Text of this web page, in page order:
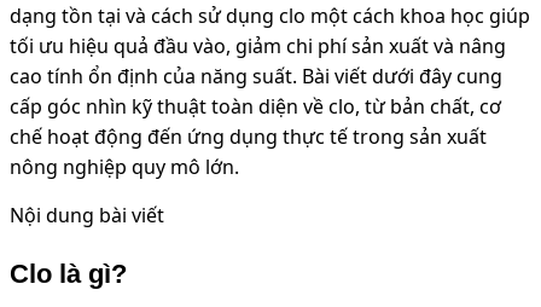
dạng tồn tại và cách sử dụng clo một cách khoa học giúp
tối ưu hiệu quả đầu vào, giảm chi phí sản xuất và nâng
cao tính ổn định của năng suất. Bài viết dưới đây cung
cấp góc nhìn kỹ thuật toàn diện về clo, từ bản chất, cơ
chế hoạt động đến ứng dụng thực tế trong sản xuất
nông nghiệp quy mô lớn.
Nội dung bài viết
Clo là gì?